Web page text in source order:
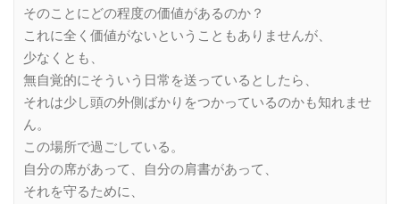
そのことにどの程度の価値があるのか？
これに全く価値がないということもありませんが、
少なくとも、
無自覚的にそういう日常を送っているとしたら、
それは少し頭の外側ばかりをつかっているのかも知れませ
ん。
この場所で過ごしている。
自分の席があって、自分の肩書があって、
それを守るために、